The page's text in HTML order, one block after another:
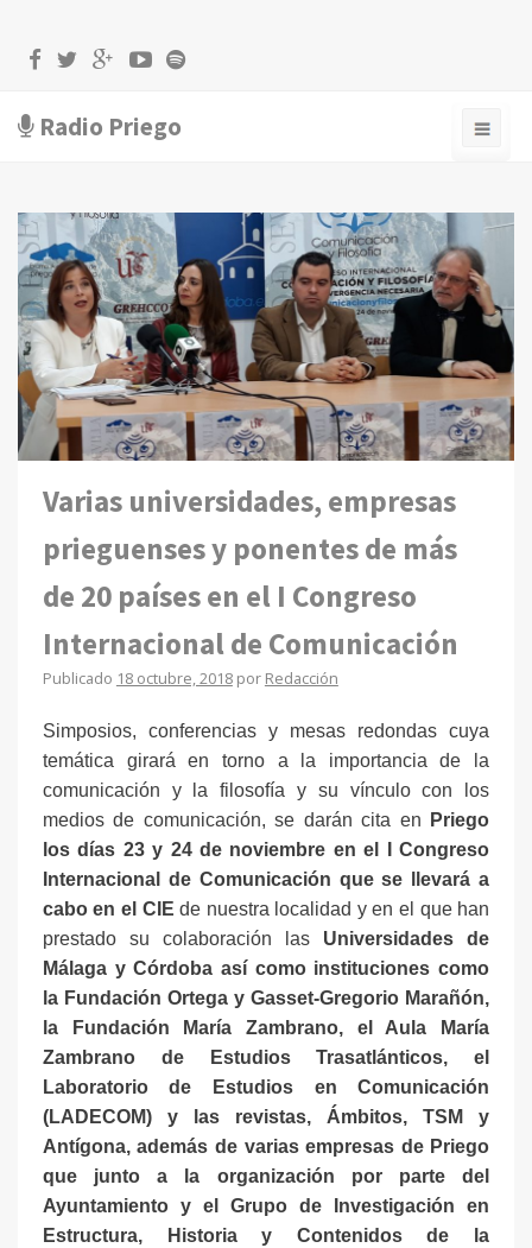
Radio Priego
Varias universidades, empresas
prieguenses y ponentes de más
de 20 países en el I Congreso
Internacional de Comunicación
Publicado 18 octubre, 2018por Redacción
Simposios, conferencias y mesas redondas cuya
temática girará en torno a la importancia de la
comunicación y la filosofía y su vínculo con los
medios de comunicación, se darán cita en
Priego
los días 23 y 24 de noviembre en el I Congreso
Internacional de Comunicación que se llevará a
cabo en el CIE de nuestra localidad y en el que han
prestado su colaboración las Universidades de
Málaga y Córdoba así como instituciones como
la Fundación Ortega y Gasset-Gregorio Marañón,
la Fundación María Zambrano, el Aula María
Zambrano de Estudios Trasatlánticos, el
Laboratorio de Estudios en Comunicación
(LADECOM) y las revistas, Ámbitos, TSM y
Antígona, además de varias empresas de Priego
que junto a la organización por parte del
Ayuntamiento y el Grupo de Investigación en
Estructura, Historia y Contenidos de la